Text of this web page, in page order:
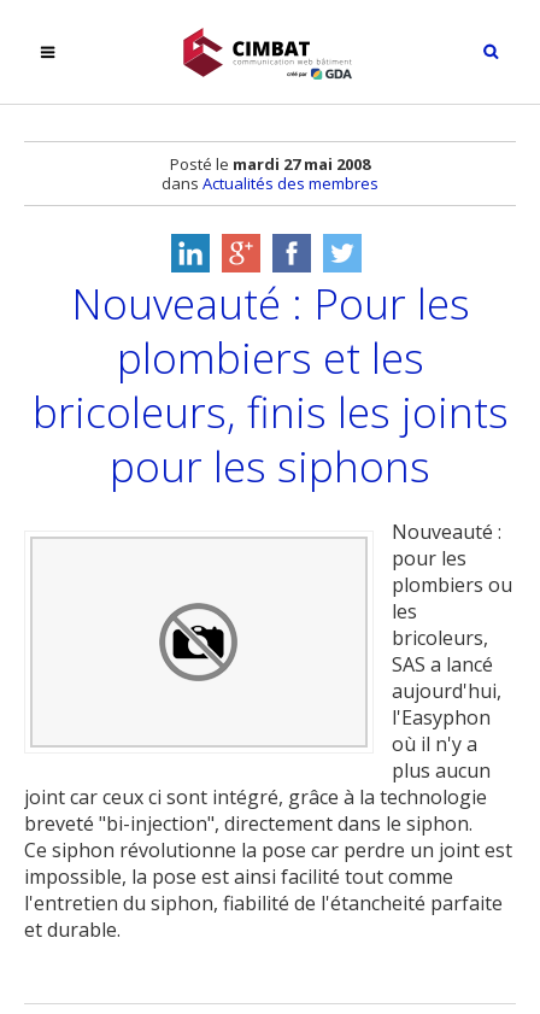
Posté le mardi 27 mai 2008
dans Actualités des membres
Nouveauté : Pour les
plombiers et les
bricoleurs, finis les joints
pour les siphons
Nouveauté :
pour les
plombiers ou
les
bricoleurs,
SAS a lancé
aujourd'hui,
l'Easyphon
où il n'y a
plus aucun
joint car ceux ci sont intégré, grâce à la technologie
breveté "bi-injection", directement dans le siphon.
Ce siphon révolutionne la pose car perdre un joint est
impossible, la pose est ainsi facilité tout comme
l'entretien du siphon, fiabilité de l'étancheité parfaite
et durable.